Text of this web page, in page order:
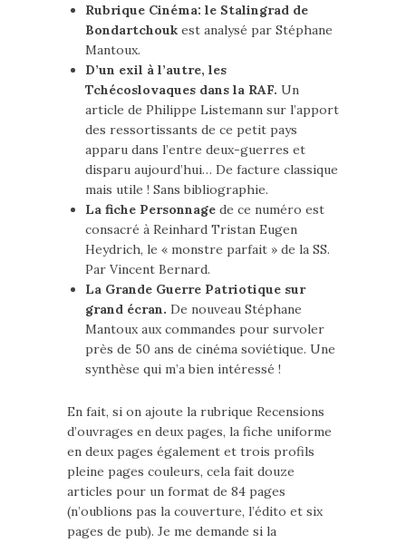
Rubrique Cinéma: le Stalingrad de
Bondartchouk est analysé par Stéphane
Mantoux.
D’un exil à l’autre, les
Tchécoslovaques dans la RAF. Un
article de Philippe Listemann sur l’apport
des ressortissants de ce petit pays
apparu dans l’entre deux-guerres et
disparu aujourd’hui… De facture classique
mais utile ! Sans bibliographie.
La fiche Personnage de ce numéro est
consacré à Reinhard Tristan Eugen
Heydrich, le « monstre parfait » de la SS.
Par Vincent Bernard.
La Grande Guerre Patriotique sur
grand écran. De nouveau Stéphane
Mantoux aux commandes pour survoler
près de 50 ans de cinéma soviétique. Une
synthèse qui m’a bien intéressé !
En fait, si on ajoute la rubrique Recensions
d’ouvrages en deux pages, la fiche uniforme
en deux pages également et trois profils
pleine pages couleurs, cela fait douze
articles pour un format de 84 pages
(n’oublions pas la couverture, l’édito et six
pages de pub). Je me demande si la